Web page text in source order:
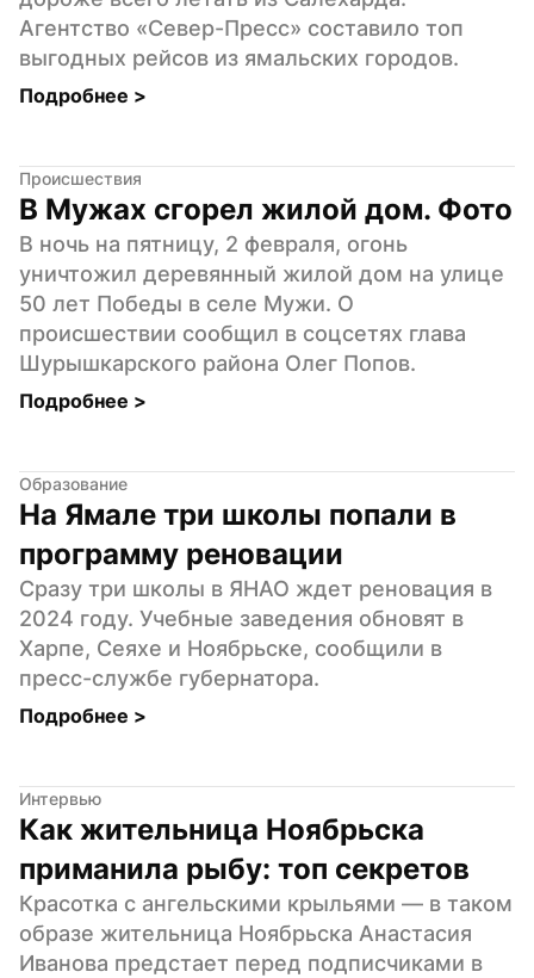
Агентство «Север-Пресс» составило топ
выгодных рейсов из ямальских городов.
Подробнее >
Происшествия
В Мужах сгорел жилой дом. Фото
В ночь на пятницу, 2 февраля, огонь
уничтожил деревянный жилой дом на улице
50 лет Победы в селе Мужи. О
происшествии сообщил в соцсетях глава
Шурышкарского района Олег Попов.
Подробнее >
Образование
На Ямале три школы попали в
программу реновации
Сразу три школы в ЯНАО ждет реновация в
2024 году. Учебные заведения обновят в
Харпе, Сеяхе и Ноябрьске, сообщили в
пресс-службе губернатора.
Подробнее >
Интервью
Как жительница Ноябрьска
приманила рыбу: топ секретов
Красотка с ангельскими крыльями — в таком
образе жительница Ноябрьска Анастасия
Иванова предстает перед подписчиками в